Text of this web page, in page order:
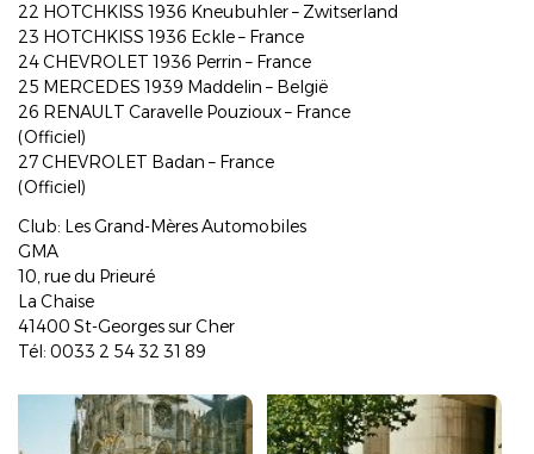
22 HOTCHKISS 1936 Kneubuhler – Zwitserland
23 HOTCHKISS 1936 Eckle – France
24 CHEVROLET 1936 Perrin – France
25 MERCEDES 1939 Maddelin – België
26 RENAULT Caravelle Pouzioux – France
(Officiel)
27 CHEVROLET Badan – France
(Officiel)
Club: Les Grand-Mères Automobiles
GMA
10, rue du Prieuré
La Chaise
41400 St-Georges sur Cher
Tél: 0033 2 54 32 31 89